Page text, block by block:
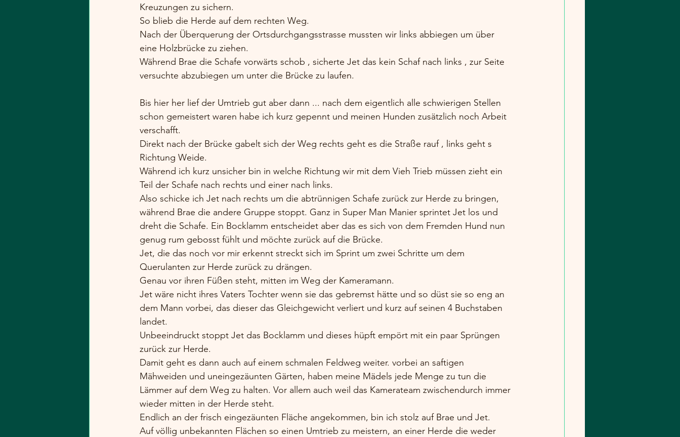
Kreuzungen zu sichern.
So blieb die Herde auf dem rechten Weg.
Nach der Überquerung der Ortsdurchgangsstrasse mussten wir links abbiegen um über
eine Holzbrücke zu ziehen.
Während Brae die Schafe vorwärts schob , sicherte Jet das kein Schaf nach links , zur Seite
versuchte abzubiegen um unter die Brücke zu laufen.
Bis hier her lief der Umtrieb gut aber dann ... nach dem eigentlich alle schwierigen Stellen
schon gemeistert waren habe ich kurz gepennt und meinen Hunden zusätzlich noch Arbeit
verschafft.
Direkt nach der Brücke gabelt sich der Weg rechts geht es die Straße rauf , links geht s
Richtung Weide.
Während ich kurz unsicher bin in welche Richtung wir mit dem Vieh Trieb müssen zieht ein
Teil der Schafe nach rechts und einer nach links.
Also schicke ich Jet nach rechts um die abtrünnigen Schafe zurück zur Herde zu bringen,
während Brae die andere Gruppe stoppt. Ganz in Super Man Manier sprintet Jet los und
dreht die Schafe. Ein Bocklamm entscheidet aber das es sich von dem Fremden Hund nun
genug rum gebosst fühlt und möchte zurück auf die Brücke.
Jet, die das noch vor mir erkennt streckt sich im Sprint um zwei Schritte um dem
Querulanten zur Herde zurück zu drängen.
Genau vor ihren Füßen steht, mitten im Weg der Kameramann.
Jet wäre nicht ihres Vaters Tochter wenn sie das gebremst hätte und so düst sie so eng an
dem Mann vorbei, das dieser das Gleichgewicht verliert und kurz auf seinen 4 Buchstaben
landet.
Unbeeindruckt stoppt Jet das Bocklamm und dieses hüpft empört mit ein paar Sprüngen
zurück zur Herde.
Damit geht es dann auch auf einem schmalen Feldweg weiter. vorbei an saftigen
Mähweiden und uneingezäunten Gärten, haben meine Mädels jede Menge zu tun die
Lämmer auf dem Weg zu halten. Vor allem auch weil das Kamerateam zwischendurch immer
wieder mitten in der Herde steht.
Endlich an der frisch eingezäunten Fläche angekommen, bin ich stolz auf Brae und Jet.
Auf völlig unbekannten Flächen so einen Umtrieb zu meistern, an einer Herde die weder